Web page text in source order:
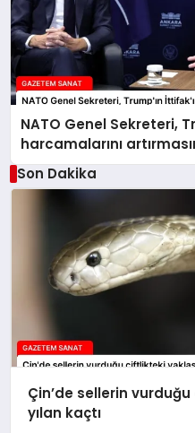
NATO Genel Sekreteri,
harcamalarını
Son Dakika
Çin’de sellerin
yılan kaçtı